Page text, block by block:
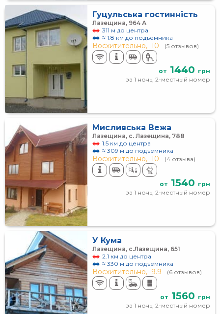
Гуцульська гостинність
Лазещина, 964 А
311 м до центра
≈ 1.8 км до подъемника
Восхитительно, 10 (5 отзывов)
от 1440 грн
за 1 ночь, 2-местный номер
Мисливська Вежа
Лазещина, с. Лазещина, 788
1.5 км до центра
≈ 309 м до подъемника
Восхитительно, 10 (4 отзыва)
от 1540 грн
за 1 ночь, 2-местный номер
У Кума
Лазещина, с.Лазещина, 651
2.1 км до центра
≈ 330 м до подъемника
Восхитительно, 9.9 (6 отзывов)
от 1560 грн
за 1 ночь, 2-местный номер